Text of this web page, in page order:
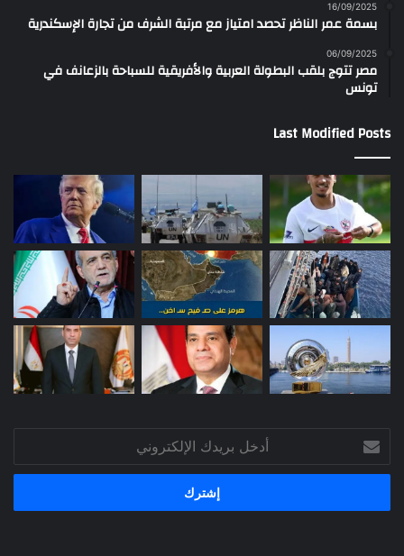
16/09/2025
بسمة عمر الناظر تحصد امتياز مع مرتبة الشرف من تجارة الإسكندرية
06/09/2025
مصر تتوج بلقب البطولة العربية والأفريقية للسباحة بالزعانف في
تونس
Last Modified Posts
بريدك
الإلكتروني